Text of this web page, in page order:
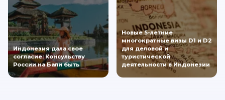
Индонезия дала свое
согласие: Консульству
России на Бали быть
Новые 5-летние
многократные визы D1 и D2
для деловой и
туристической
деятельности в Индонезии